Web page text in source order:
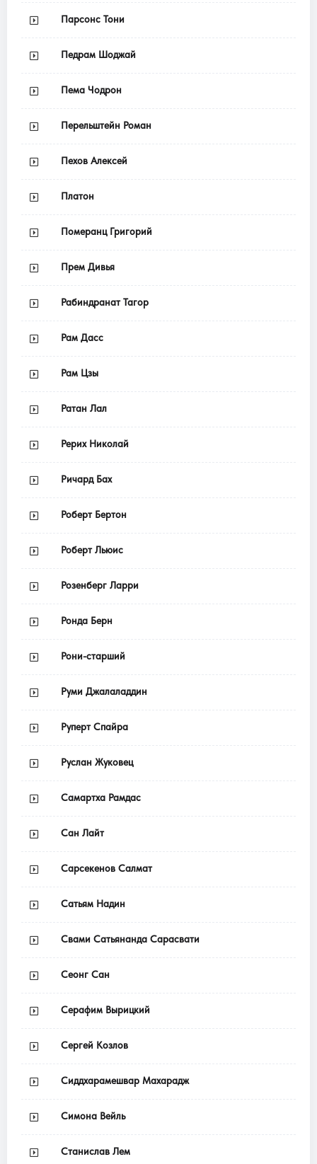
Парсонс Тони
Педрам Шоджай
Пема Чодрон
Перельштейн Роман
Пехов Алексей
Платон
Померанц Григорий
Прем Дивья
Рабиндранат Тагор
Рам Дасс
Рам Цзы
Ратан Лал
Рерих Николай
Ричард Бах
Роберт Бертон
Роберт Льюис
Розенберг Ларри
Ронда Берн
Рони-старший
Руми Джалаладдин
Руперт Спайра
Руслан Жуковец
Самартха Рамдас
Сан Лайт
Сарсекенов Салмат
Сатьям Надин
Свами Сатьянанда Сарасвати
Сеонг Сан
Серафим Вырицкий
Сергей Козлов
Сиддхарамешвар Махарадж
Симона Вейль
Станислав Лем